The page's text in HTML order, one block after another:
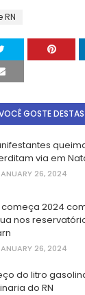
RN
GOSTE
via em
26, 2024
começa 2024
nos
26, 2024
do litro
do RN